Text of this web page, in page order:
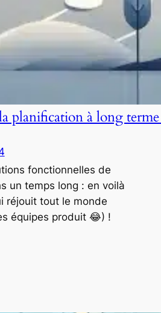
planification à long
fonctionnelles de
un temps long : en voilà
réjouit tout le monde
équipes produit 😂) !